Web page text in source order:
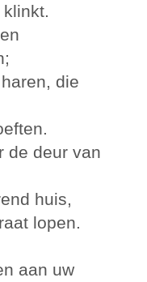
die
de deur van
huis,
lopen.
aan uw